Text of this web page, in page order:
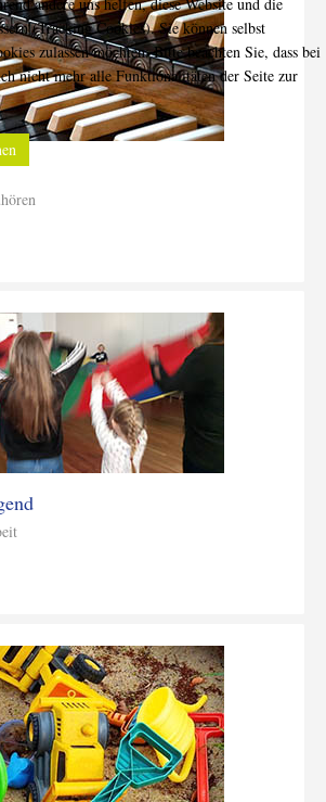
(Tracking Cookies). Sie können selbst
zulassen möchten. Bitte beachten Sie, dass bei
nicht mehr alle Funktionalitäten der Seite zur